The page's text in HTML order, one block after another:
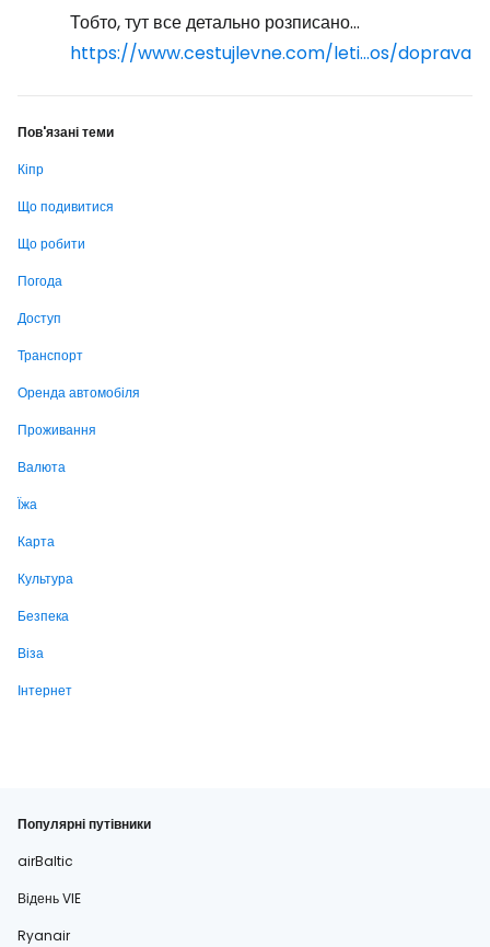
Тобто, тут все детально розписано...
https://www.cestujlevne.com/leti...os/doprava
Пов'язані теми
Кіпр
Що подивитися
Що робити
Погода
Доступ
Транспорт
Оренда автомобіля
Проживання
Валюта
Їжа
Карта
Культура
Безпека
Віза
Інтернет
Популярні путівники
airBaltic
Відень VIE
Ryanair